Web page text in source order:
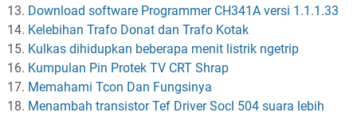
Download software Programmer CH341A versi 1.1.1.33
Kelebihan Trafo Donat dan Trafo Kotak
Kulkas dihidupkan beberapa menit listrik ngetrip
Kumpulan Pin Protek TV CRT Shrap
Memahami Tcon Dan Fungsinya
Menambah transistor Tef Driver Socl 504 suara lebih